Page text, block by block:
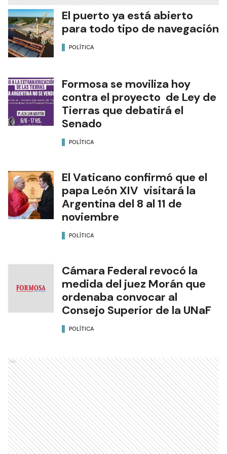
El puerto ya está abierto
para todo tipo de navegación
POLÍTICA
Formosa se moviliza hoy
contra el proyecto de Ley de
Tierras que debatirá el
Senado
POLÍTICA
El Vaticano confirmó que el
papa León XIV visitará la
Argentina del 8 al 11 de
noviembre
POLÍTICA
Cámara Federal revocó la
medida del juez Morán que
ordenaba convocar al
Consejo Superior de la UNaF
POLÍTICA
Ads